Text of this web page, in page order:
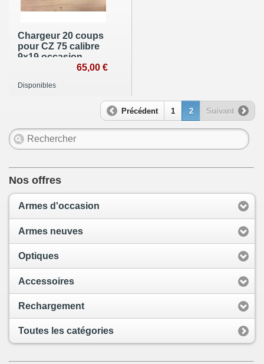
Chargeur 20 coups
pour CZ 75 calibre
9x19 occasion
65,00 €
Disponibles
Précédent 1 2 Suivant
Nos offres
Armes d'occasion
Armes neuves
Optiques
Accessoires
Rechargement
Toutes les catégories